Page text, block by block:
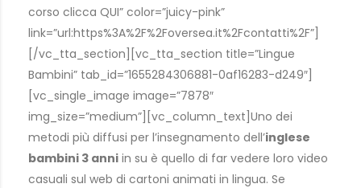
corso clicca QUI” color=”juicy-pink”
link=”url:https%3A%2F%2Foversea.it%2Fcontatti%2F”]
[/vc_tta_section][vc_tta_section title=”Lingue
Bambini” tab_id=”1655284306881-0af16283-d249″]
[vc_single_image image=”7878″
img_size=”medium”][vc_column_text]Uno dei
metodi più diffusi per l’insegnamento dell’inglese
bambini 3 anni in su è quello di far vedere loro video
casuali sul web di cartoni animati in lingua. Se